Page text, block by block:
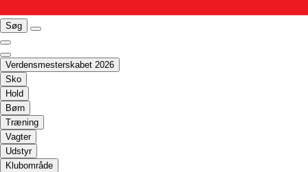
Søg
Verdensmesterskabet 2026
Sko
Hold
Børn
Træning
Vagter
Udstyr
Klubområde